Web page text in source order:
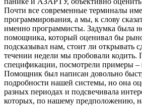
Почти все современные терминалы
программирования, а мы, к слову
именно программисты. Задумка была
помощника, который оценивал бы
подсказывал нам, стоит ли открывать
течении недели мы пробовали кодить.
спецификации, посмотрели примеры –
Помощник был написан довольно
подробности нашей системы, но она
разных периодах и подсвечивала
которых, по нашему предположению,